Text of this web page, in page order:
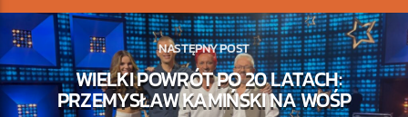
NASTĘPNY POST
WIELKI POWRÓT PO 20 LATACH:
PRZEMYSŁAW KAMIŃSKI NA WOŚP